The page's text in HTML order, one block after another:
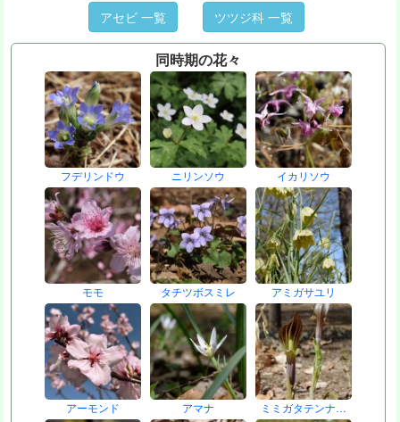
アセビ 一覧 ツツジ科 一覧
同時期の花々
フデリンドウ ニリンソウ イカリソウ
モモ タチツボスミレ アミガサユリ
アーモンド アマナ ミミガタテンナ…